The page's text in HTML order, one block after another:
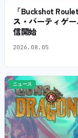
「Buckshot
ス・パーティゲ
信開始
2026.08.05
ニュース